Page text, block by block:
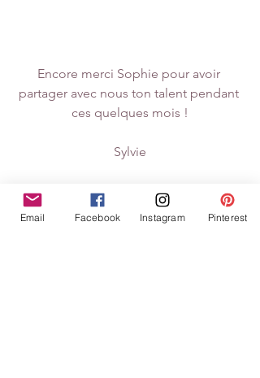
Encore merci Sophie pour avoir
partager avec nous ton talent pendant
ces quelques mois !
Sylvie
Email Facebook Instagram Pinterest